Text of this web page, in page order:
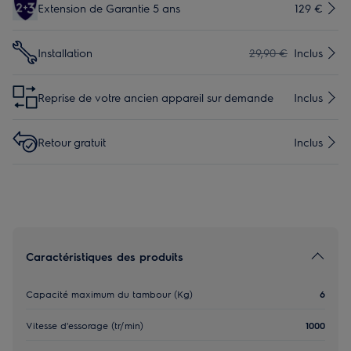
Extension de Garantie 5 ans 129 €
Installation 29,90 € Inclus
Reprise de votre ancien appareil sur demande Inclus
Retour gratuit Inclus
Caractéristiques des produits
Capacité maximum du tambour (Kg) 6
Vitesse d'essorage (tr/min) 1000